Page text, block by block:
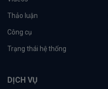
Thảo luận
Công cụ
Trạng thái hệ thống
DỊCH VỤ